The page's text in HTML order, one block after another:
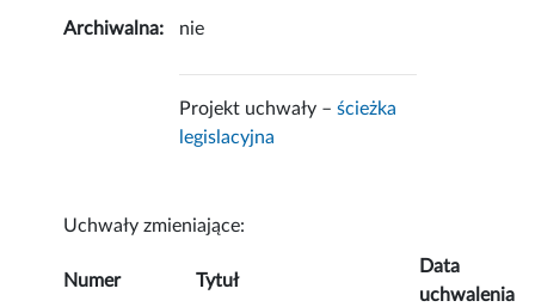
Archiwalna: nie
Projekt uchwały –ścieżka
legislacyjna
Uchwały zmieniające:
Numer Tytuł
Data
uchwalenia